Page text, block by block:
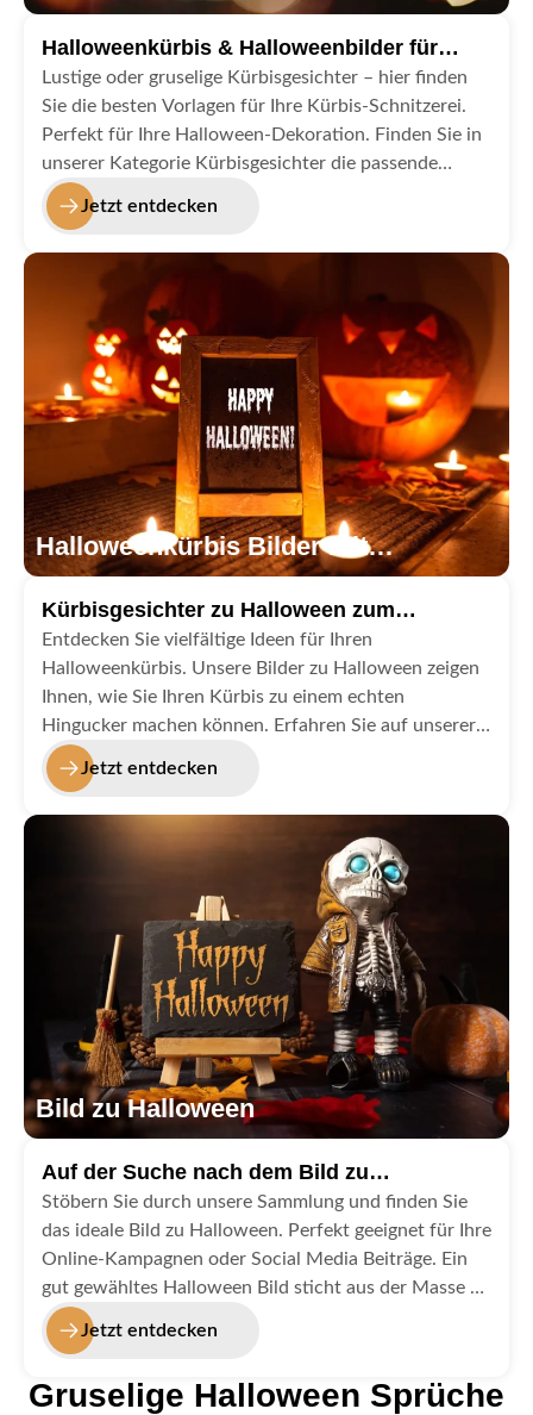
Halloween
Halloweenkürbis & Halloweenbilder für
Happy Halloween
Lustige oder gruselige Kürbisgesichter – hier finden
Sie die besten Vorlagen für Ihre Kürbis-Schnitzerei.
Perfekt für Ihre Halloween-Dekoration. Finden Sie in
unserer Kategorie Kürbisgesichter die passende
Vorlage und Muster zum Schnitzen von
Kürbisgesichtern.
Jetzt entdecken
Halloweenkürbis Bilder mit
Dekorationen
Kürbisgesichter zu Halloween zum
Schnitzen
Entdecken Sie vielfältige Ideen für Ihren
Halloweenkürbis. Unsere Bilder zu Halloween zeigen
Ihnen, wie Sie Ihren Kürbis zu einem echten
Hingucker machen können. Erfahren Sie auf unserer
Kategorie Hallokürbis, ob ein solcher Kürbis zu
Halloween essbar ist.
Jetzt entdecken
Bild zu Halloween
Auf der Suche nach dem Bild zu
Halloween?
Stöbern Sie durch unsere Sammlung und finden Sie
das ideale Bild zu Halloween. Perfekt geeignet für Ihre
Online-Kampagnen oder Social Media Beiträge. Ein
gut gewähltes Halloween Bild sticht aus der Masse an
Halloweenbildern heraus und lenkt das Auge auf Ihre
Nachricht.
Jetzt entdecken
Gruselige Halloween Sprüche